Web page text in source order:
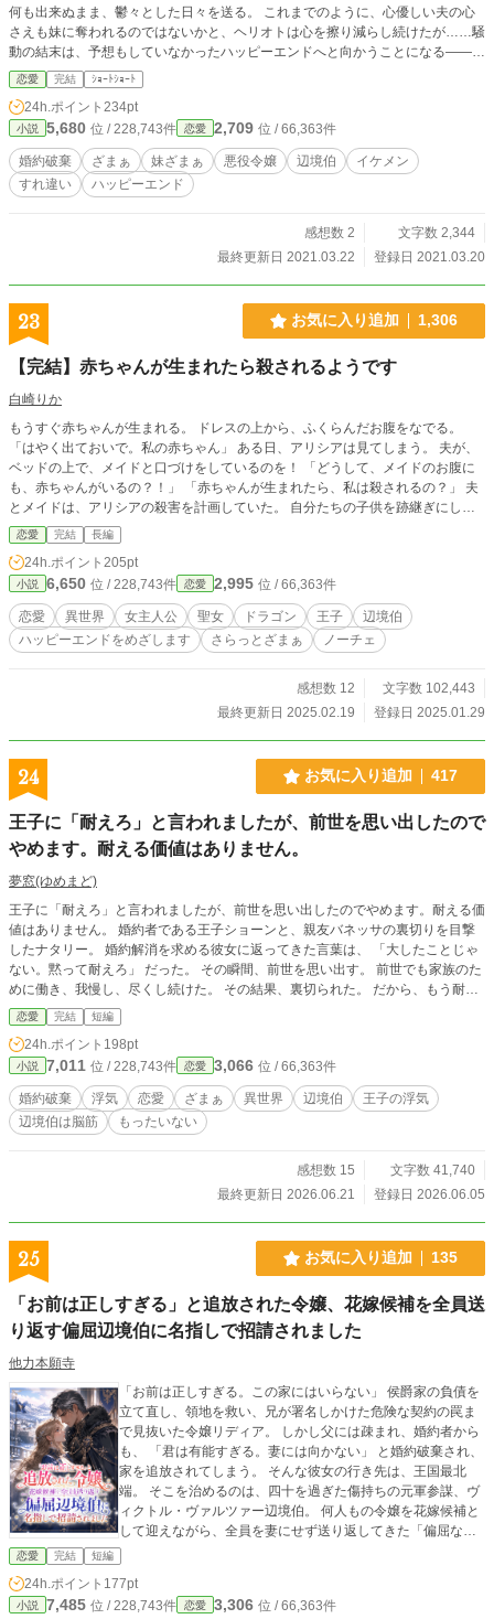
何も出来ぬまま、鬱々とした日々を送る。 これまでのように、心優しい夫の心
さえも妹に奪われるのではないかと、ヘリオトは心を擦り減らし続けたが……騒
動の結末は、予想もしていなかったハッピーエンドへと向かうことになる――！
その結末とは――？
恋愛 完結 ｼｮｰﾄｼｮｰﾄ
24h.ポイント 234pt
小説 5,680 位 / 228,743件 恋愛 2,709 位 / 66,363件
婚約破棄 ざまぁ 妹ざまぁ 悪役令嬢 辺境伯
イケメン
すれ違い
ハッピーエンド
感想数 2
文字数 2,344
最終更新日 2021.03.22
登録日 2021.03.20
23 お気に入り追加 1,306
【完結】赤ちゃんが生まれたら殺されるようです
白崎りか
もうすぐ赤ちゃんが生まれる。 ドレスの上から、ふくらんだお腹をなでる。
「はやく出ておいで。私の赤ちゃん」 ある日、アリシアは見てしまう。 夫が、
ベッドの上で、メイドと口づけをしているのを！ 「どうして、メイドのお腹に
も、赤ちゃんがいるの？！」 「赤ちゃんが生まれたら、私は殺されるの？」 夫
とメイドは、アリシアの殺害を計画していた。 自分たちの子供を跡継ぎにし
て、辺境伯家を乗っ取ろうとしているのだ。 ドラゴンの力で、前世の記憶を取
り戻したアリシアは、自由を手に入れるために裁判で戦う。 ※1話と2話は短編
版と内容は同じですが、設定を少し変えています。
恋愛 完結 長編
24h.ポイント 205pt
小説 6,650 位 / 228,743件 恋愛 2,995 位 / 66,363件
恋愛 異世界 女主人公 聖女 ドラゴン 王子
辺境伯
ハッピーエンドをめざします
さらっとざまぁ ノーチェ
感想数 12
文字数 102,443
最終更新日 2025.02.19
登録日 2025.01.29
24 お気に入り追加 417
王子に「耐えろ」と言われましたが、前世を思い出したので
やめます。耐える価値はありません。
夢窓(ゆめまど)
王子に「耐えろ」と言われましたが、前世を思い出したのでやめます。耐える価
値はありません。 婚約者である王子ショーンと、親友バネッサの裏切りを目撃
したナタリー。 婚約解消を求める彼女に返ってきた言葉は、 「大したことじゃ
ない。黙って耐えろ」 だった。 その瞬間、前世を思い出す。 前世でも家族のた
めに働き、我慢し、尽くし続けた。 その結果、裏切られた。 だから、もう耐え
ない。 婚約解消を決意したナタリーは、王妃エヴァンジェリンの紹介で辺境伯
家へ向かう。 しかし、そこにいたのは、 「邪魔くさい」 が口癖の脳筋辺境伯ル
フラン。 彼のいい加減さに、やりがいを感じて、 辺境での、改革が始まる。
恋愛 完結 短編
24h.ポイント 198pt
小説 7,011 位 / 228,743件 恋愛 3,066 位 / 66,363件
婚約破棄 浮気 恋愛 ざまぁ 異世界 辺境伯
王子の浮気
辺境伯は脳筋
もったいない
感想数 15
文字数 41,740
最終更新日 2026.06.21
登録日 2026.06.05
25 お気に入り追加 135
「お前は正しすぎる」と追放された令嬢、花嫁候補を全員送
り返す偏屈辺境伯に名指しで招請されました
他力本願寺
「お前は正しすぎる。この家にはいらない」 侯爵家の負債を
立て直し、領地を救い、兄が署名しかけた危険な契約の罠ま
で見抜いた令嬢リディア。 しかし父には疎まれ、婚約者から
も、 「君は有能すぎる。妻には向かない」 と婚約破棄され、
家を追放されてしまう。 そんな彼女の行き先は、王国最北
端。 そこを治めるのは、四十を過ぎた傷持ちの元軍参謀、ヴ
ィクトル・ヴァルツァー辺境伯。 何人もの令嬢を花嫁候補と
して迎えながら、全員を妻にせず送り返してきた「偏屈な
男」だった。 ところが、リディアの招請状にはこう記されて
いた。 『招請者指定候補 リディア・グレイスフォード』 な
ぜか彼女だけが、辺境伯本人から名指しされていたのだ。 北
境へ着いたリディアを待っていたのは、甘い歓迎ではなかっ
恋愛 完結 短編
24h.ポイント 177pt
小説 7,485 位 / 228,743件 恋愛 3,306 位 / 66,363件